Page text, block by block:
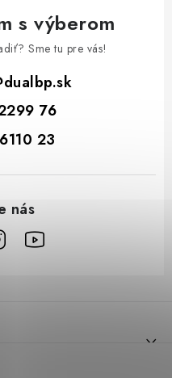
s výberom
Sme tu pre vás!
dualbp.sk
76
23